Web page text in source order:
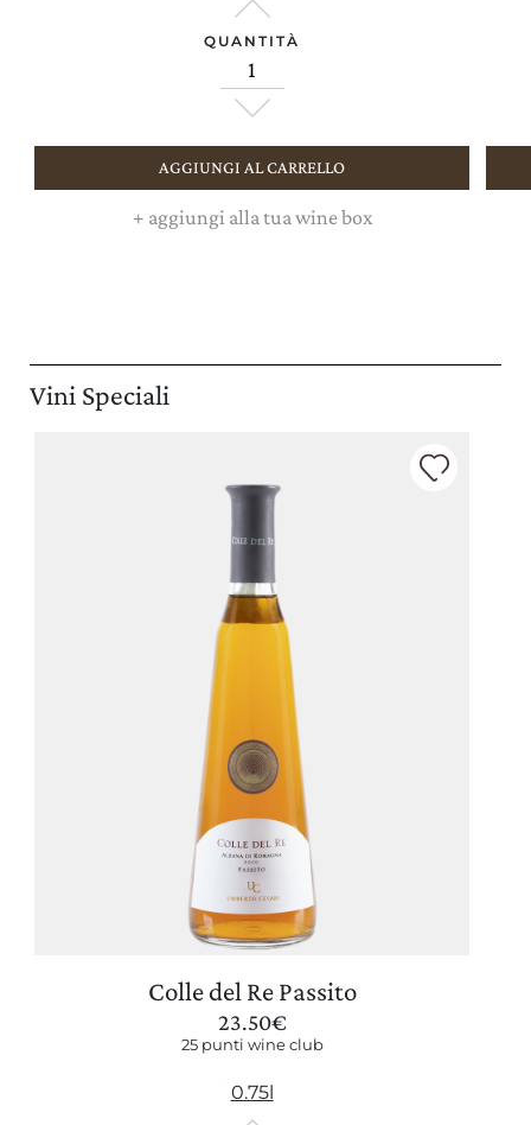
QUANTITÀ
AGGIUNGI AL CARRELLO
+ aggiungi alla tua wine box
Vini Speciali
Colle del Re Passito
23.50€
25 punti wine club
0.75l